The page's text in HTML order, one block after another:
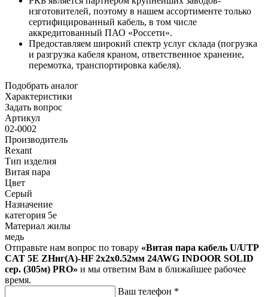
изготовителей, поэтому в нашем ассортименте только
сертифицированный кабель, в том числе
аккредитованный ПАО «Россети».
Предоставляем широкий спектр услуг склада (погрузка
и разгрузка кабеля краном, ответственное хранение,
перемотка, транспортировка кабеля).
Подобрать аналог
Характеристики
Задать вопрос
Артикул
02-0002
Производитель
Rexant
Тип изделия
Витая пара
Цвет
Серый
Назначение
категория 5e
Материал жилы
медь
Отправьте нам вопрос по товару «Витая пара кабель U/UTP
CAT 5E ZHнг(А)-HF 2х2х0.52мм 24AWG INDOOR SOLID
сер. (305м) PRO» и мы ответим Вам в ближайшее рабочее
время.
Ваш телефон *